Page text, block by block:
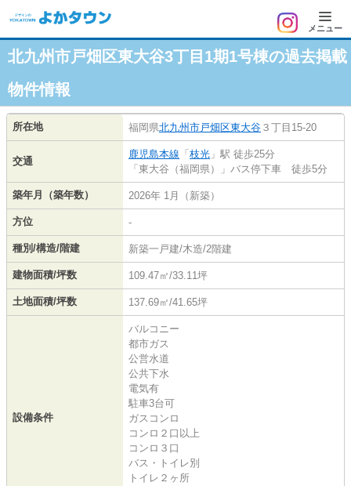
メニュー
北九州市戸畑区東大谷3丁目1期1号棟の過去掲載
物件情報
所在地 福岡県北九州市戸畑区東大谷 ３丁目15-20
交通
鹿児島本線 「 枝光 」駅 徒歩25分
「東大谷（福岡県）」バス停下車 徒歩5分
築年月（築年数） 2026年 1月（新築）
方位 -
種別/構造/階建 新築一戸建/木造/2階建
建物面積/坪数 109.47㎡/33.11坪
土地面積/坪数 137.69㎡/41.65坪
設備条件
バルコニー
都市ガス
公営水道
公共下水
電気有
駐車3台可
ガスコンロ
コンロ２口以上
コンロ３口
バス・トイレ別
トイレ２ヶ所